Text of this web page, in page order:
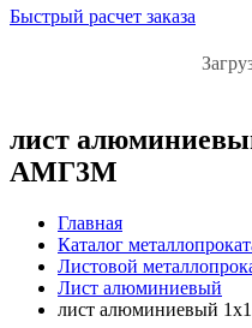
Быстрый расчет заказа
лист
АМГ3М
Главная
Каталог
Листовой
Лист алюминиевый
лист алюминиевый